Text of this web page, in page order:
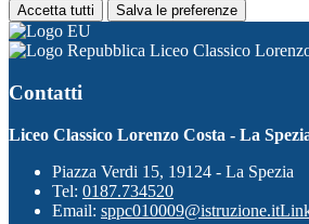
Accetta tutti Salva le preferenze
Liceo Classico
Contatti
Liceo Classico Lorenzo Costa - La
Piazza Verdi 15, 19124 - La Spezia
Tel: 0187.734520
Email: sppc010009@istruzione.it